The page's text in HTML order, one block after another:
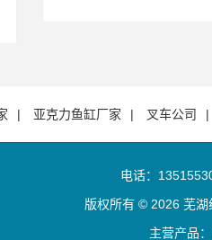
亚克力鱼缸厂家 叉车公司
电话：
版权所有 © 2026 芜湖
主营产品